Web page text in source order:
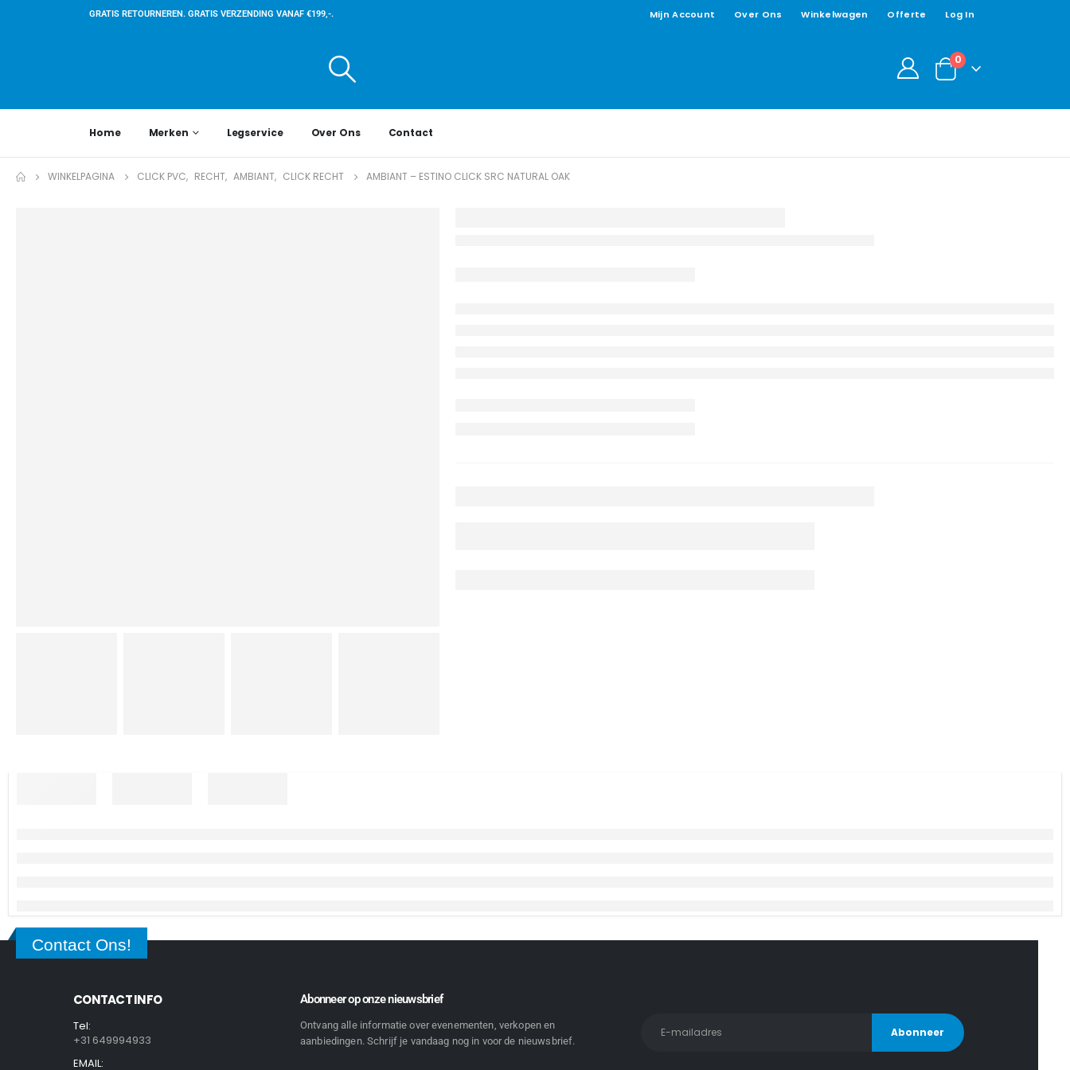
GRATIS RETOURNEREN. GRATIS VERZENDING VANAF €199,-. Mijn Account Over Ons Winkelwagen Offerte Log In
0
Home Merken Legservice Over Ons Contact
WINKELPAGINA CLICK PVC, RECHT, AMBIANT, CLICK RECHT AMBIANT – ESTINO CLICK SRC NATURAL OAK
Contact Ons!
CONTACT INFO
Tel:
+31 649994933
EMAIL:
Abonneer op onze nieuwsbrief
Ontvang alle informatie over evenementen, verkopen en
aanbiedingen. Schrijf je vandaag nog in voor de nieuwsbrief.